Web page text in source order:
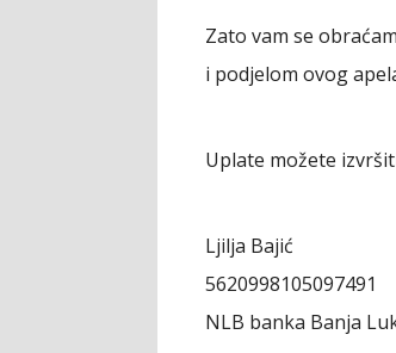
Zato vam se
i podjelom ovog
Uplate možete
Ljilja Bajić
5620998105097491
NLB banka Banja